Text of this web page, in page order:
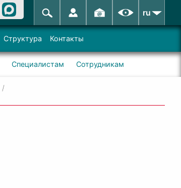
ru
Структура Контакты
Специалистам Сотрудникам
/